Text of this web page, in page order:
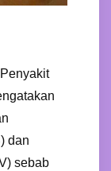
dan
sebab